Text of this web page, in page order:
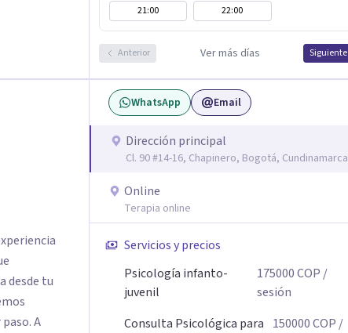
21:00
22:00
Anterior Ver más días Siguiente
desde tu
A
WhatsApp Email
Dirección principal
Cl. 90 #14-16, Chapinero, Bogotá, Cundinamarca
Online
Terapia online
Servicios y precios
Psicología infanto-
juvenil
175000COP /
sesión
Consulta Psicológica para 150000COP /